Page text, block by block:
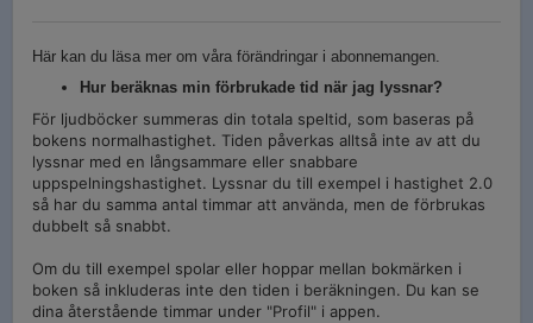
Här kan du läsa mer om våra förändringar i abonnemangen.
Hur beräknas min förbrukade tid när jag lyssnar?
För ljudböcker summeras din totala speltid, som baseras på
bokens normalhastighet. Tiden påverkas alltså inte av att du
lyssnar med en långsammare eller snabbare
uppspelningshastighet. Lyssnar du till exempel i hastighet 2.0
så har du samma antal timmar att använda, men de förbrukas
dubbelt så snabbt.
Om du till exempel spolar eller hoppar mellan bokmärken i
boken så inkluderas inte den tiden i beräkningen. Du kan se
dina återstående timmar under "Profil" i appen.